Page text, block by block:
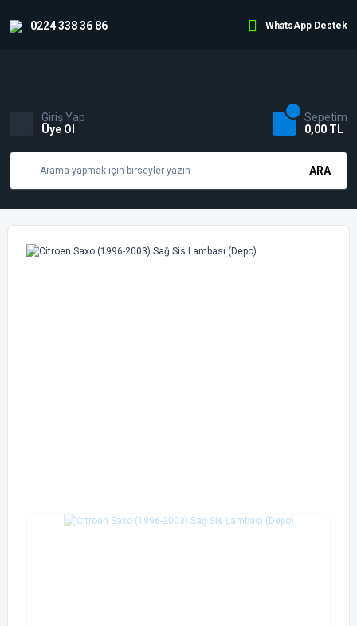
0224 338 36 86 WhatsApp Destek
ARA
Giriş Yap
Üye Ol
Sepetim
0,00 TL